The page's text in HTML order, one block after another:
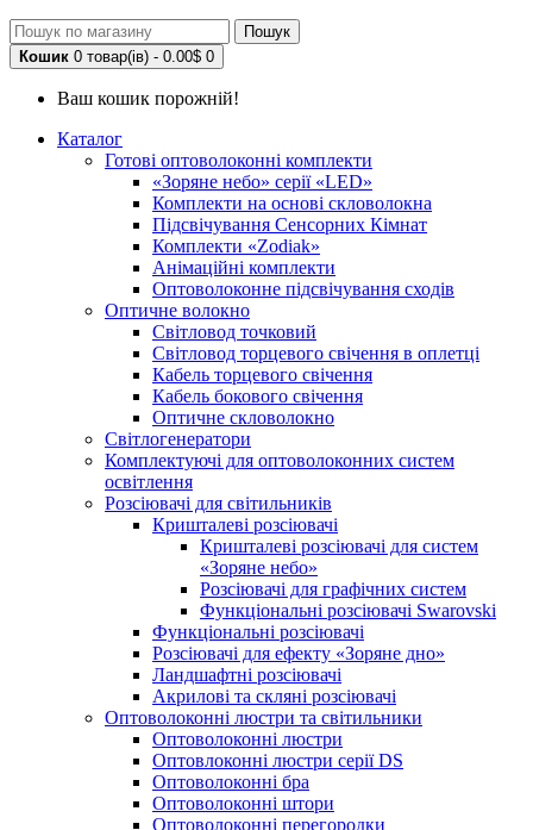
Пошук
Кошик 0 товар(ів) - 0.00$ 0
Ваш кошик порожній!
Каталог
Готові оптоволоконні комплекти
«Зоряне небо» серії «LED»
Комплекти на основі скловолокна
Підсвічування Сенсорних Кімнат
Комплекти «Zodiak»
Анімаційні комплекти
Оптоволоконне підсвічування сходів
Оптичне волокно
Світловод точковий
Світловод торцевого свічення в оплетці
Кабель торцевого свічення
Кабель бокового свічення
Оптичне скловолокно
Світлогенератори
Комплектуючі для оптоволоконних систем
освітлення
Розсіювачі для світильників
Кришталеві розсіювачі
Кришталеві розсіювачі для систем
«Зоряне небо»
Розсіювачі для графічних систем
Функціональні розсіювачі Swarovski
Функціональні розсіювачі
Розсіювачі для ефекту «Зоряне дно»
Ландшафтні розсіювачі
Акрилові та скляні розсіювачі
Оптоволоконні люстри та світильники
Оптоволоконні люстри
Оптовлоконні люстри серії DS
Оптоволоконні бра
Оптоволоконні штори
Оптоволоконні перегородки